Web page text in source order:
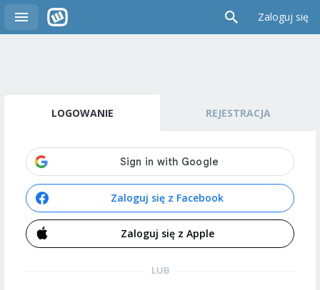
Zaloguj się
LOGOWANIE REJESTRACJA
Zaloguj się z Facebook
Zaloguj się z Apple
LUB